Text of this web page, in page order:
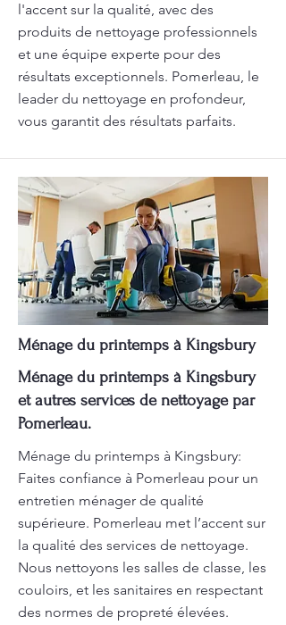
l'accent sur la qualité, avec des
produits de nettoyage professionnels
et une équipe experte pour des
résultats exceptionnels. Pomerleau, le
leader du nettoyage en profondeur,
vous garantit des résultats parfaits.
Ménage du printemps à Kingsbury
Ménage du printemps à Kingsbury
et autres services de nettoyage par
Pomerleau.
Ménage du printemps à Kingsbury:
Faites confiance à Pomerleau pour un
entretien ménager de qualité
supérieure. Pomerleau met l’accent sur
la qualité des services de nettoyage.
Nous nettoyons les salles de classe, les
couloirs, et les sanitaires en respectant
des normes de propreté élevées.